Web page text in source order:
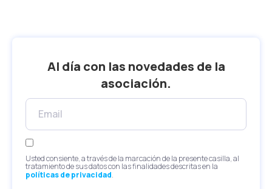
Al día con las novedades de la
asociación.
Usted consiente, a través de la marcación de la presente casilla, al
tratamiento de sus datos con las finalidades descritas en la
políticas de privacidad.